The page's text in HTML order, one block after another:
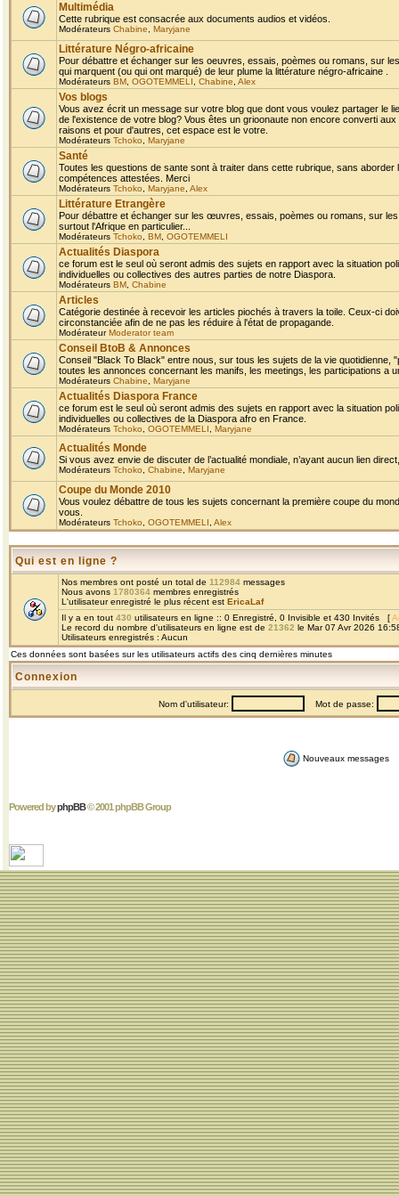
Multimédia
Cette rubrique est consacrée aux documents audios et vidéos.
Modérateurs Chabine Maryjane
Littérature Négro-africaine
Pour débattre et échanger sur les oeuvres, essais, poèmes ou romans, sur
qui marquent (ou qui ont marqué) de leur plume la littérature négro-africaine .
Modérateurs BM OGOTEMMELI Chabine Alex
Vos blogs
Vous avez écrit un message sur votre blog que dont vous voulez partager le
de l'existence de votre blog? Vous êtes un grioonaute non encore converti
raisons et pour d'autres, cet espace est le votre.
Modérateurs Tchoko Maryjane
Santé
Toutes les questions de sante sont à traiter dans cette rubrique, sans
compétences attestées. Merci
Modérateurs Tchoko Maryjane Alex
Littérature Etrangère
Pour débattre et échanger sur les œuvres, essais, poèmes ou romans, sur
surtout l'Afrique en particulier...
Modérateurs Tchoko BM OGOTEMMELI
Actualités Diaspora
ce forum est le seul où seront admis des sujets en rapport avec la situation
individuelles ou collectives des autres parties de notre Diaspora.
Modérateurs BM Chabine
Articles
Catégorie destinée à recevoir les articles piochés à travers la toile. Ceux-ci
circonstanciée afin de ne pas les réduire à l'état de propagande.
ModérateurModerator team
Conseil BtoB & Annonces
Conseil "Black To Black" entre nous, sur tous les sujets de la vie
toutes les annonces concernant les manifs, les meetings, les participations a
Modérateurs Chabine Maryjane
Actualités Diaspora France
ce forum est le seul où seront admis des sujets en rapport avec la situation
individuelles ou collectives de la Diaspora afro en France.
Modérateurs Tchoko OGOTEMMELI Maryjane
Actualités Monde
Si vous avez envie de discuter de l’actualité mondiale, n’ayant aucun lien
Modérateurs Tchoko Chabine Maryjane
Coupe du Monde 2010
Vous voulez débattre de tous les sujets concernant la première coupe du
vous.
Modérateurs Tchoko OGOTEMMELI Alex
Qui est en ligne ?
Nos membres ont posté un total de 112984 messages
Nous avons 1780364 membres enregistrés
L'utilisateur enregistré le plus récent est EricaLaf
Il y a en tout 430 utilisateurs en ligne :: 0 Enregistré, 0 Invisible et 430 Invités [
Le record du nombre d'utilisateurs en ligne est de 21362 le Mar 07 Avr 2026
Utilisateurs enregistrés : Aucun
Ces données sont basées sur les utilisateurs actifs des cinq dernières minutes
Connexion
Nom d'utilisateur: Mot de passe:
Nouveaux messages
Powered byphpBB© 2001 phpBB Group